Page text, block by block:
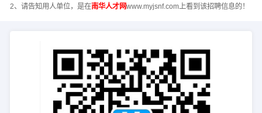
2、请告知用人单位，是在南华人才网www.myjsnf.com上看到该招聘信息的！